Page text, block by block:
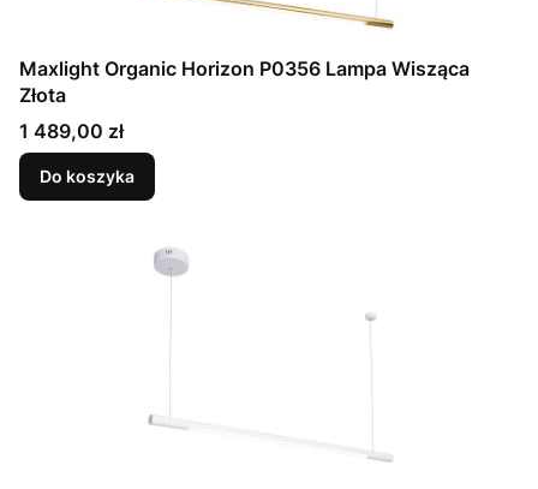
Maxlight Organic Horizon P0356 Lampa Wisząca
Złota
Cena
1 489,00 zł
Do koszyka